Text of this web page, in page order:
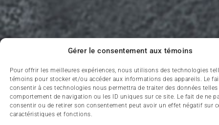
Gérer le consentement aux témoins
Pour offrir les meilleures expériences, nous utilisons des technologies
témoins pour stocker et/ou accéder aux informations des appareils. Le
consentir à ces technologies nous permettra de traiter des données telles
comportement de navigation ou les ID uniques sur ce site. Le fait de ne
consentir ou de retirer son consentement peut avoir un effet négatif sur
caractéristiques et fonctions.